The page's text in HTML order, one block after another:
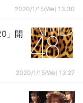
2020/1/15(We) 13:30
」開
2020/1/15(We) 13:27